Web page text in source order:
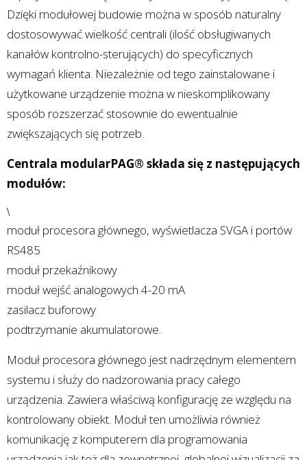
Dzięki modułowej budowie można w sposób naturalny
dostosowywać wielkość centrali (ilość obsługiwanych
kanałów kontrolno-sterujących) do specyficznych
wymagań klienta. Niezależnie od tego zainstalowane i
użytkowane urządzenie można w nieskomplikowany
sposób rozszerzać stosownie do ewentualnie
zwiększających się potrzeb.
Centrala modularPAG® składa się z następujących
modułów:
\
moduł procesora głównego, wyświetlacza SVGA i portów
RS485
moduł przekaźnikowy
moduł wejść analogowych 4-20 mA
zasilacz buforowy
podtrzymanie akumulatorowe.
Moduł procesora głównego jest nadrzędnym elementem
systemu i służy do nadzorowania pracy całego
urządzenia. Zawiera właściwą konfigurację ze względu na
kontrolowany obiekt. Moduł ten umożliwia również
komunikację z komputerem dla programowania